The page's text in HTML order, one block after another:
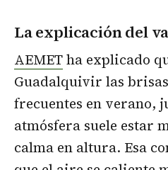
La explicación del
AEMETha explicado
Guadalquivir las
frecuentes en verano,
atmósfera suele estar
calma en altura. Esa